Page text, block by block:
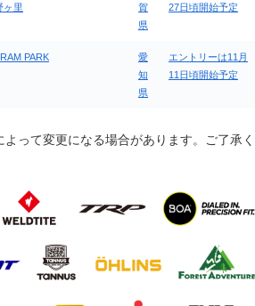
ヶ里
賀
県
27日頃開始予定
PARK
愛
知
県
エントリーは11月
11日頃開始予定
って変更になる場合があります。ご了承く